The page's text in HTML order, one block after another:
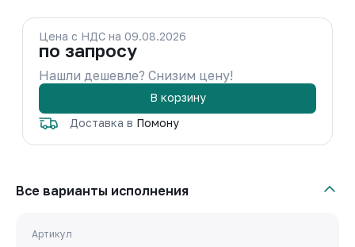
Цена с НДС на 09.08.2026
по запросу
Нашли дешевле? Снизим цену!
В корзину
Доставка в Помону
Все варианты исполнения
Артикул